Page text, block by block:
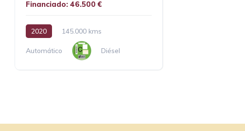
Financiado: 46.500 €
2020 145.000 kms
Automático Diésel